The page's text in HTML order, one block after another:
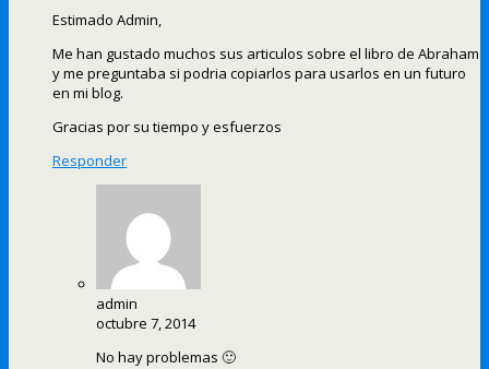
Estimado Admin,
Me han gustado muchos sus articulos sobre el libro de Abraham
y me preguntaba si podria copiarlos para usarlos en un futuro
en mi blog.
Gracias por su tiempo y esfuerzos
Responder
admin
octubre 7, 2014
No hay problemas 🙂